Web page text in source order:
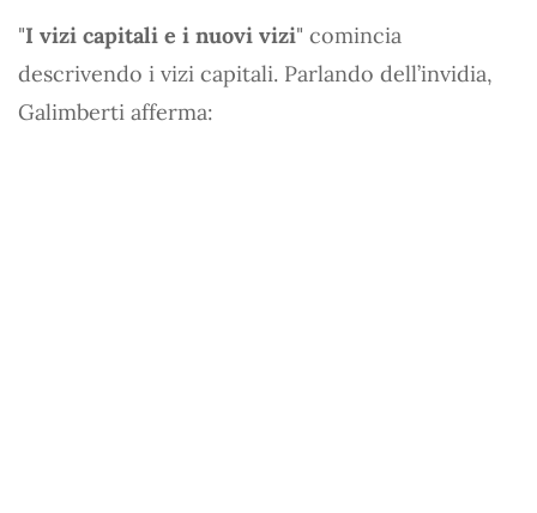
"I vizi capitali e i nuovi vizi" comincia
descrivendo i vizi capitali. Parlando dell’invidia,
Galimberti afferma: